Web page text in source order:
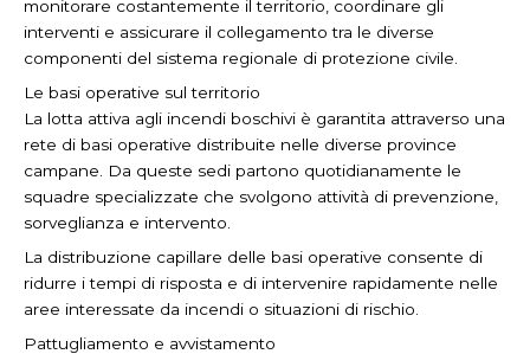
monitorare costantemente il territorio, coordinare gli
interventi e assicurare il collegamento tra le diverse
componenti del sistema regionale di protezione civile.
Le basi operative sul territorio
La lotta attiva agli incendi boschivi è garantita attraverso una
rete di basi operative distribuite nelle diverse province
campane. Da queste sedi partono quotidianamente le
squadre specializzate che svolgono attività di prevenzione,
sorveglianza e intervento.
La distribuzione capillare delle basi operative consente di
ridurre i tempi di risposta e di intervenire rapidamente nelle
aree interessate da incendi o situazioni di rischio.
Pattugliamento e avvistamento